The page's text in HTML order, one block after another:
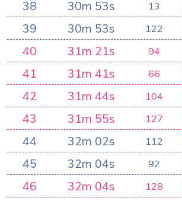
38 30m 53s 13
39 30m 53s 122
40 31m 21s 94
41 31m 41s 66
42 31m 44s 104
43 31m 55s 127
44 32m 02s 112
45 32m 04s 92
46 32m 04s 128